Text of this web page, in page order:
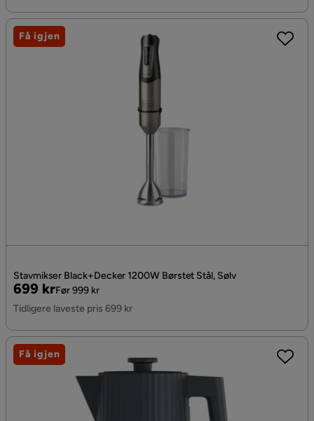
Stavmikser Black+Decker 1200W Børstet Stål, Sølv
Pris
699 kr
Original
Pris
Før 999 kr
Tidligere laveste pris 699 kr
Få igjen
Få igjen